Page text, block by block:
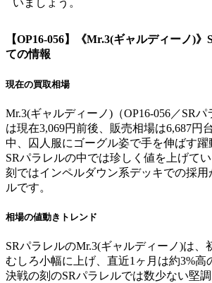
いましょう。
【OP16-056】《Mr.3(ギャルディーノ)》
ての情報
現在の買取相場
Mr.3(ギャルディーノ)（OP16-056／SR
は現在3,069円前後、販売相場は6,687円
中、囚人服にゴーグル姿で手を伸ばす
SRパラレルの中では珍しく値を上げて
刻ではインペルダウン系デッキでの採用
ルです。
相場の値動きトレンド
SRパラレルのMr.3(ギャルディーノ)は、
むしろ小幅に上げ、直近1ヶ月は約3%高
決戦の刻のSRパラレルでは数少ない堅